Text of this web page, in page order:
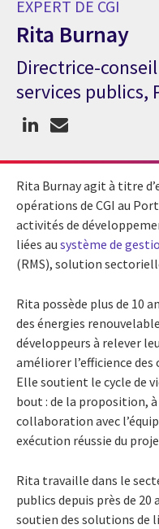
EXPERT DE CGI
Rita Burnay
Expert de CGI Rita Burnay
Directrice-
services publics,
Rita Burnay agit à titre
opérations de CGI au
activités de
liées au système de
(RMS), solution
Rita possède plus de 10
des énergies
développeurs à relever
améliorer l’efficience
Elle soutient le cycle de
bout : de la proposition,
collaboration avec
exécution réussie du
Rita travaille dans le
publics depuis près de
soutien des solutions de